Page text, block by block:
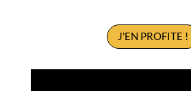
J'EN PROFITE !